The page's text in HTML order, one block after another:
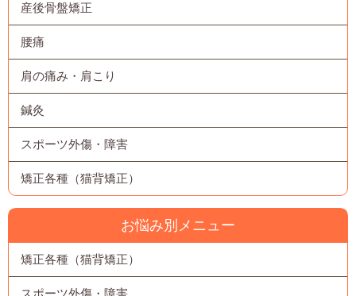
産後骨盤矯正
腰痛
肩の痛み・肩こり
鍼灸
スポーツ外傷・障害
矯正各種（猫背矯正）
お悩み別メニュー
矯正各種（猫背矯正）
スポーツ外傷・障害